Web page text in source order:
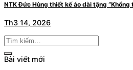
NTK Đức Hùng thiết kế áo dài tặng “Khổng
Th3 14, 2026
Bài viết mới